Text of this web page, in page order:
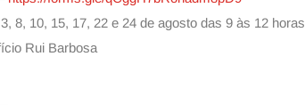
8, 10, 15, 17, 22 e 24 de agosto das 9 às 12 horas
Rui Barbosa